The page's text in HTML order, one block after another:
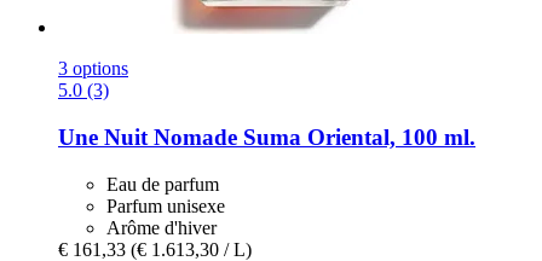
3 options
5.0 (3)
Une Nuit Nomade Suma Oriental, 100 ml.
Eau de parfum
Parfum unisexe
Arôme d'hiver
€ 161,33 (€ 1.613,30 / L)